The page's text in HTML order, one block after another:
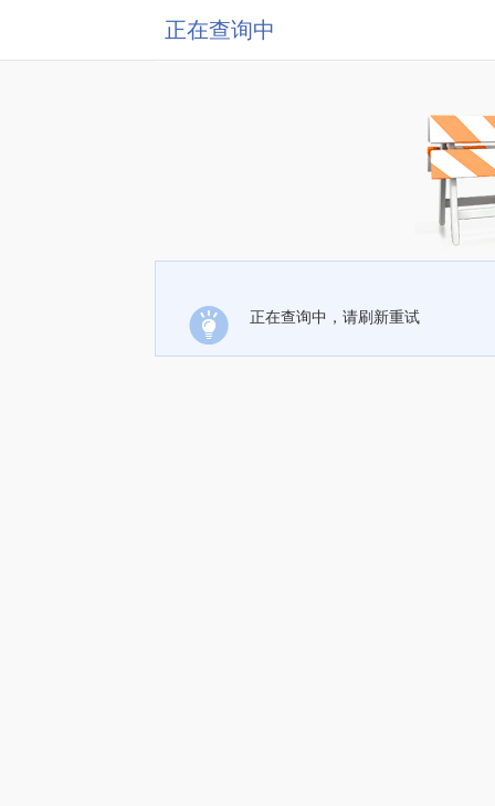
正在查询中
正在查询中，请刷新重试